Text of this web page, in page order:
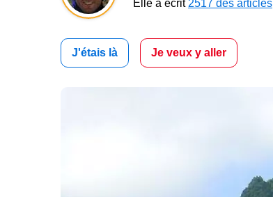
Elle a écrit 2517 des articles
J'étais là Je veux y aller